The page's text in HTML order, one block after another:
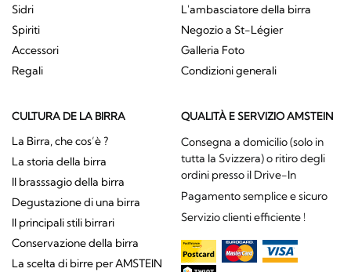
Sidri
Spiriti
Accessori
Regali
L'ambasciatore della birra
Negozio a St-Légier
Galleria Foto
Condizioni generali
CULTURA DE LA BIRRA
La Birra, che cos’è ?
La storia della birra
Il brasssagio della birra
Degustazione di una birra
Il principali stili birrari
Conservazione della birra
La scelta di birre per AMSTEIN
QUALITÀ E SERVIZIO AMSTEIN
Consegna a domicilio (solo in
tutta la Svizzera) o ritiro degli
ordini presso il Drive-In
Pagamento semplice e sicuro
Servizio clienti efficiente !